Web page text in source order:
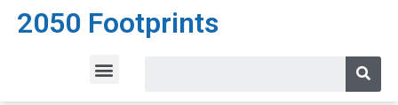
2050 Footprints